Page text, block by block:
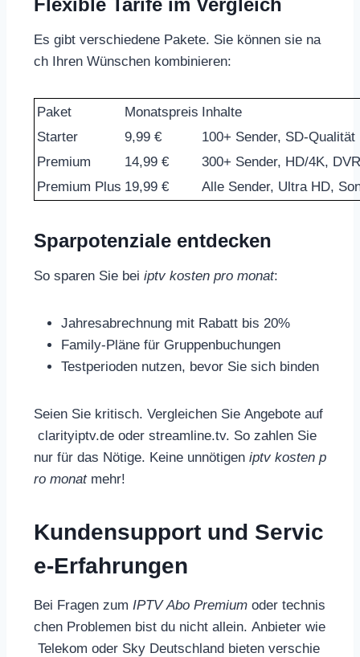
Flexible Tarife im Vergleich
Es gibt verschiedene Pakete. Sie können sie na
ch Ihren Wünschen kombinieren:
Paket Monatspreis Inhalte
Starter
9,99 €
100+ Sender, SD-Qualität
Premium
14,99 €
300+ Sender, HD/4K, DVR
Premium Plus 19,99 € Alle Sender, Ultra HD,
Sparpotenziale entdecken
So sparen Sie bei iptv kosten pro monat:
Jahresabrechnung mit Rabatt bis 20%
Family-Pläne für Gruppenbuchungen
Testperioden nutzen, bevor Sie sich binden
Seien Sie kritisch. Vergleichen Sie Angebote auf
clarityiptv.de oder streamline.tv. So zahlen Sie
nur für das Nötige. Keine unnötigen iptv kosten p
ro monatmehr!
Kundensupport und Servic
e-Erfahrungen
Bei Fragen zum IPTV Abo Premium oder technis
chen Problemen bist du nicht allein. Anbieter wie
Telekom oder Sky Deutschland bieten verschie